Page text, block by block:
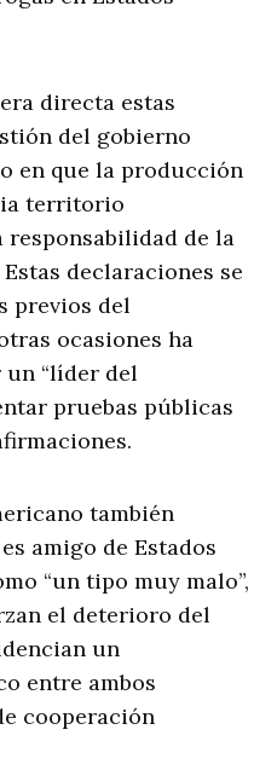
directa estas
del gobierno
en que la producción
territorio
responsabilidad de la
declaraciones se
previos del
ocasiones ha
un “líder del
pruebas públicas
también
amigo de Estados
“un tipo muy malo”,
el deterioro del
un
entre ambos
cooperación